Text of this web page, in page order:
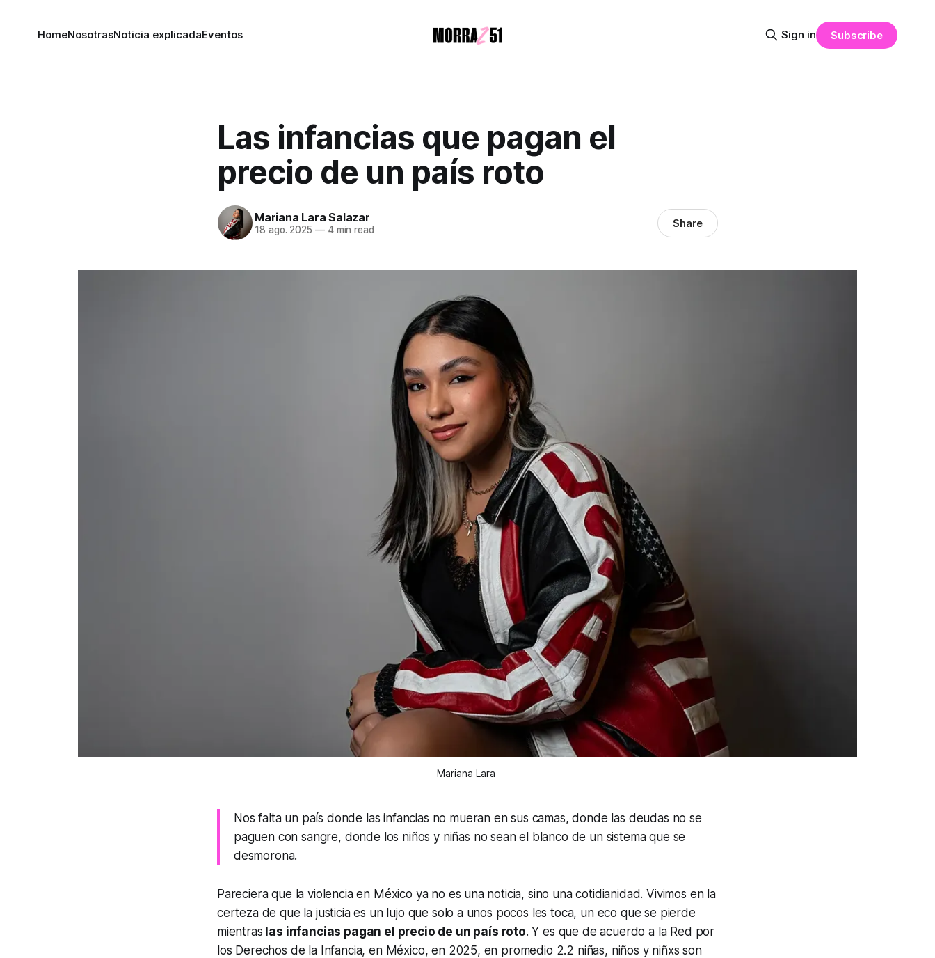
HomeNosotrasNoticia explicadaEventos Sign in Subscribe
Las infancias que pagan el
precio de un país roto
Mariana Lara Salazar
18 ago. 2025 —4 min read Share
Mariana Lara
Nos falta un país donde las infancias no mueran en sus camas, donde las deudas no se
paguen con sangre, donde los niños y niñas no sean el blanco de un sistema que se
desmorona.
Pareciera que la violencia en México ya no es una noticia, sino una cotidianidad. Vivimos en la
certeza de que la justicia es un lujo que solo a unos pocos les toca, un eco que se pierde
mientras las infancias pagan el precio de un país roto. Y es que de acuerdo a la Red por
los Derechos de la Infancia, en México, en 2025, en promedio 2.2 niñas, niños y niñxs son